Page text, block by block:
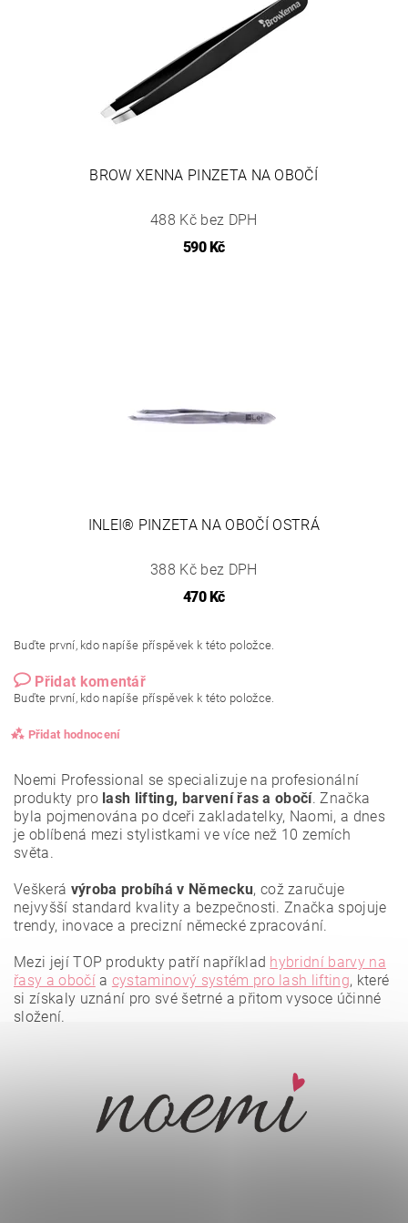
BROW XENNA PINZETA NA OBOČÍ
488 Kč bez DPH
590 Kč
INLEI® PINZETA NA OBOČÍ OSTRÁ
388 Kč bez DPH
470 Kč
Buďte první, kdo napíše příspěvek k této položce.
Přidat komentář
Buďte první, kdo napíše příspěvek k této položce.
Přidat hodnocení
Vložením hodnocení souhlasíte se
Noemi Professional se specializuje na profesionální
produkty pro lash lifting, barvení řas a obočí. Značka
byla pojmenována po dceři zakladatelky, Naomi, a dnes
je oblíbená mezi stylistkami ve více než 10 zemích
světa.
Veškerá výroba probíhá v Německu, což zaručuje
nejvyšší standard kvality a bezpečnosti. Značka spojuje
trendy, inovace a precizní německé zpracování.
Mezi její TOP produkty patří například hybridní barvy na
řasy a obočía cystaminový systém pro lash lifting, které
si získaly uznání pro své šetrné a přitom vysoce účinné
složení.